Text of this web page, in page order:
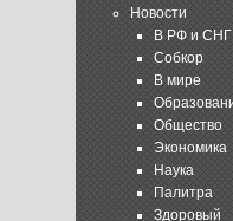
Новости
В РФ и СНГ
Собкор
В мире
Общество
Экономика
Наука
Палитра
Здоровый